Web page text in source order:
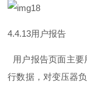
4.4.13用户报告
用户报告页面主
行数据，对变压器